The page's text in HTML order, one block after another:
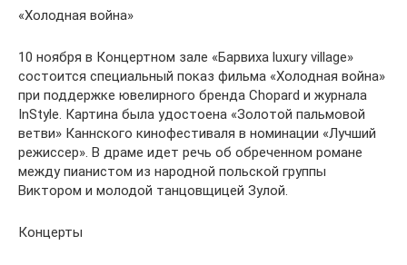
«Холодная война»
10 ноября в Концертном зале «Барвиха luxury village»
состоится специальный показ фильма «Холодная война»
при поддержке ювелирного бренда Chopard и журнала
InStyle. Картина была удостоена «Золотой пальмовой
ветви» Каннского кинофестиваля в номинации «Лучший
режиссер». В драме идет речь об обреченном романе
между пианистом из народной польской группы
Виктором и молодой танцовщицей Зулой.
Концерты